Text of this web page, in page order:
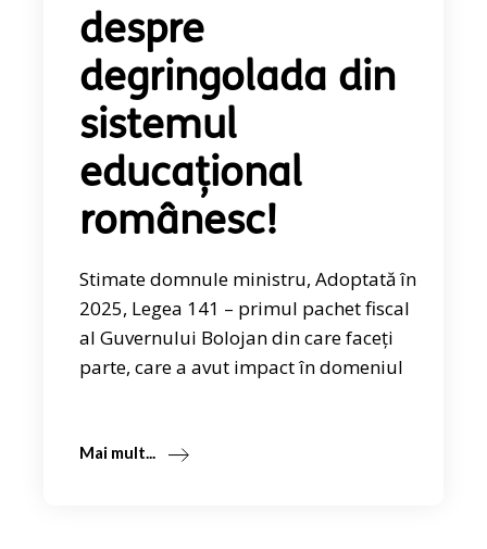
despre
degringolada din
sistemul
educațional
românesc!
Stimate domnule ministru, Adoptată în
2025, Legea 141 – primul pachet fiscal
al Guvernului Bolojan din care faceți
parte, care a avut impact în domeniul
Mai mult...